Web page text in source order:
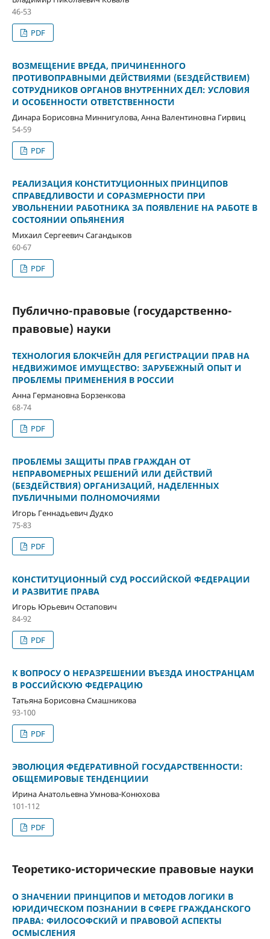
46-53
PDF
ВОЗМЕЩЕНИЕ ВРЕДА, ПРИЧИНЕННОГО
ПРОТИВОПРАВНЫМИ ДЕЙСТВИЯМИ (БЕЗДЕЙСТВИЕМ)
СОТРУДНИКОВ ОРГАНОВ ВНУТРЕННИХ ДЕЛ: УСЛОВИЯ
И ОСОБЕННОСТИ ОТВЕТСТВЕННОСТИ
Динара Борисовна Миннигулова, Анна Валентиновна Гирвиц
54-59
PDF
РЕАЛИЗАЦИЯ КОНСТИТУЦИОННЫХ ПРИНЦИПОВ
СПРАВЕДЛИВОСТИ И СОРАЗМЕРНОСТИ ПРИ
УВОЛЬНЕНИИ РАБОТНИКА ЗА ПОЯВЛЕНИЕ НА РАБОТЕ В
СОСТОЯНИИ ОПЬЯНЕНИЯ
Михаил Сергеевич Сагандыков
60-67
PDF
Публично-правовые (государственно-
правовые) науки
ТЕХНОЛОГИЯ БЛОКЧЕЙН ДЛЯ РЕГИСТРАЦИИ ПРАВ НА
НЕДВИЖИМОЕ ИМУЩЕСТВО: ЗАРУБЕЖНЫЙ ОПЫТ И
ПРОБЛЕМЫ ПРИМЕНЕНИЯ В РОССИИ
Анна Германовна Борзенкова
68-74
PDF
ПРОБЛЕМЫ ЗАЩИТЫ ПРАВ ГРАЖДАН ОТ
НЕПРАВОМЕРНЫХ РЕШЕНИЙ ИЛИ ДЕЙСТВИЙ
(БЕЗДЕЙСТВИЯ) ОРГАНИЗАЦИЙ, НАДЕЛЕННЫХ
ПУБЛИЧНЫМИ ПОЛНОМОЧИЯМИ
Игорь Геннадьевич Дудко
75-83
PDF
КОНСТИТУЦИОННЫЙ СУД РОССИЙСКОЙ ФЕДЕРАЦИИ
И РАЗВИТИЕ ПРАВА
Игорь Юрьевич Остапович
84-92
PDF
К ВОПРОСУ О НЕРАЗРЕШЕНИИ ВЪЕЗДА ИНОСТРАНЦАМ
В РОССИЙСКУЮ ФЕДЕРАЦИЮ
Татьяна Борисовна Смашникова
93-100
PDF
ЭВОЛЮЦИЯ ФЕДЕРАТИВНОЙ ГОСУДАРСТВЕННОСТИ:
ОБЩЕМИРОВЫЕ ТЕНДЕНЦИИИ
Ирина Анатольевна Умнова-Конюхова
101-112
PDF
Теоретико-исторические правовые науки
О ЗНАЧЕНИИ ПРИНЦИПОВ И МЕТОДОВ ЛОГИКИ В
ЮРИДИЧЕСКОМ ПОЗНАНИИ В СФЕРЕ ГРАЖДАНСКОГО
ПРАВА: ФИЛОСОФСКИЙ И ПРАВОВОЙ АСПЕКТЫ
ОСМЫСЛЕНИЯ